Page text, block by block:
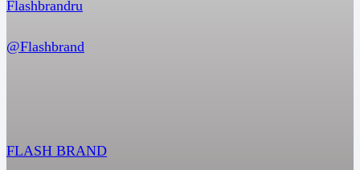
Flashbrandru
@Flashbrand
FLASH BRAND